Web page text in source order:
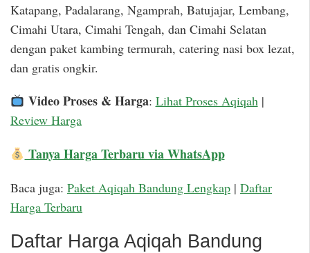
Katapang, Padalarang, Ngamprah, Batujajar, Lembang,
Cimahi Utara, Cimahi Tengah, dan Cimahi Selatan
dengan paket kambing termurah, catering nasi box lezat,
dan gratis ongkir.
Video Proses & Harga: Lihat Proses Aqiqah|
Review Harga
Tanya Harga Terbaru via WhatsApp
Baca juga: Paket Aqiqah Bandung Lengkap | Daftar
Harga Terbaru
Daftar Harga Aqiqah Bandung